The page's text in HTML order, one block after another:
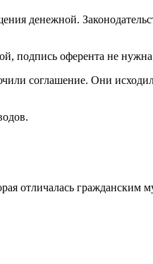
денежной.
подпись оферента не
соглашение. Они
отличалась гражданским